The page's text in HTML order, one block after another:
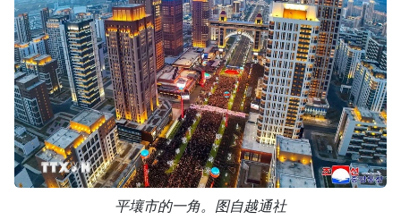
平壤市的一角。图自越通社